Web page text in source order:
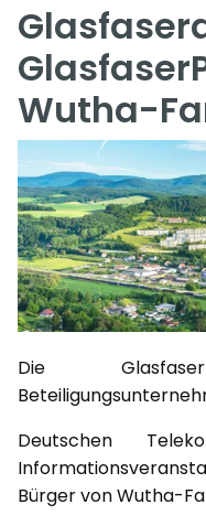
Wutha-
Die
Deutschen
Bürger von Wutha-